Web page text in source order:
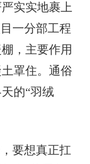
实实地裹上
一分部工程
，主要作用
罩住。通俗
的“羽绒
要想真正扛